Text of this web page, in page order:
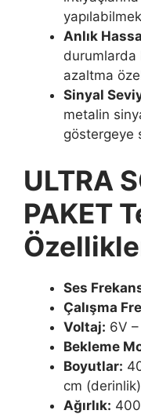
Anlık
durumlarda
azaltma
Sinyal
metalin
göstergeye
ULTRA
PAKET
Ses
Çalışma
Voltaj: 6V
Bekleme
Boyutlar:
cm (derinlik)
Ağırlık: